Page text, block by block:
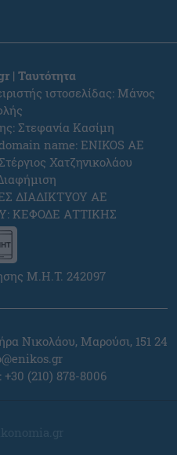
| Ταυτότητα
ιστοσελίδας: Μάνος
Στεφανία Κασίμη
name: ENIKOS AE
Χατζηνικολάου
ΔΙΑΔΙΚΤΥΟΥ ΑΕ
ΚΕΦΟΔΕ ΑΤΤΙΚΗΣ
Μ.Η.Τ. 242097
Νικολάου, Μαρούσι, 151 24
+30 (210) 878-8006